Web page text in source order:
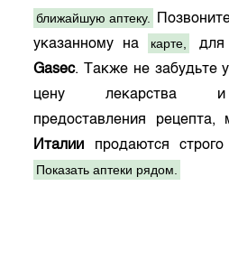
ближайшую аптеку.
указанному на
карте,
для
Gasec. Также не забудьте
цену лекарства и
предоставления рецепта,
Италии продаются
Показать аптеки рядом.